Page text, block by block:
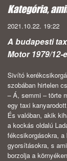
Kategória,
2021.10.22. 19:22
A budapesti
Motor 1979/12-
Sivító
szobában hirtelen
– Á, semmi – törte
egy taxi
És valóban, akik
a kockás oldalú
fékcsikorgásokra, a
gyorsításokra, s
borzolja a